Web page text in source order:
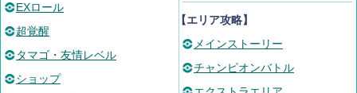
EXロール
超覚醒
タマゴ・友情レベル
ショップ
【エリア攻略】
メインストーリー
チャンピオンバトル